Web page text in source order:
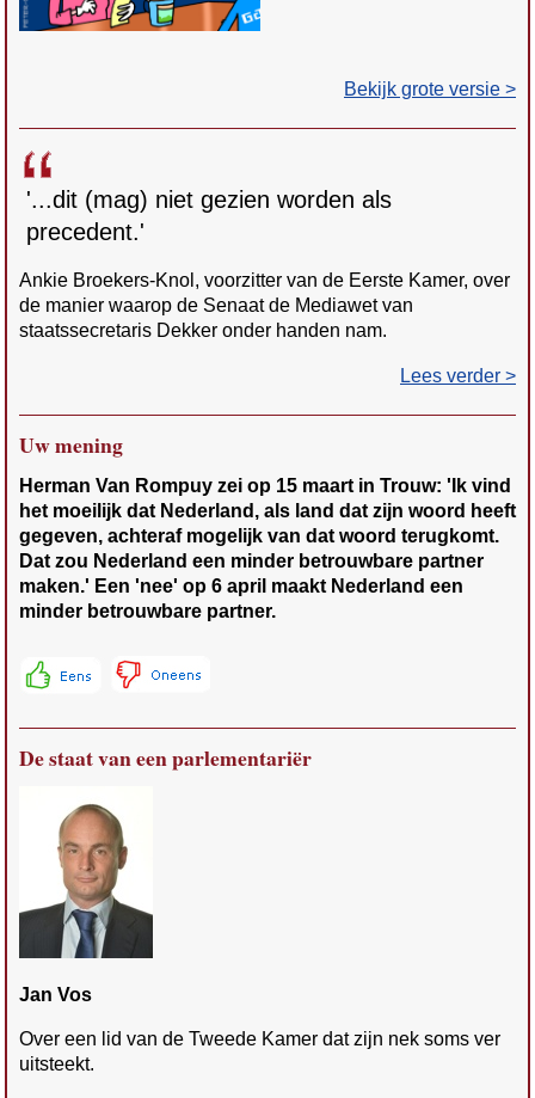
Bekijk grote versie >
'...dit (mag) niet gezien worden als
precedent.'
Ankie Broekers-Knol, voorzitter van de Eerste Kamer, over
de manier waarop de Senaat de Mediawet van
staatssecretaris Dekker onder handen nam.
Lees verder >
Uw mening
Herman Van Rompuy zei op 15 maart in Trouw: 'Ik vind
het moeilijk dat Nederland, als land dat zijn woord heeft
gegeven, achteraf mogelijk van dat woord terugkomt.
Dat zou Nederland een minder betrouwbare partner
maken.' Een 'nee' op 6 april maakt Nederland een
minder betrouwbare partner.
De staat van een parlementariër
Jan Vos
Over een lid van de Tweede Kamer dat zijn nek soms ver
uitsteekt.